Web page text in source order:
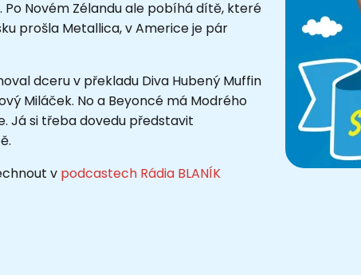
Po Novém Zélandu ale pobíhá dítě, které
prošla Metallica, v Americe je pár
dceru v překladu Diva Hubený Muffin
Miláček. No a Beyoncé má Modrého
Já si třeba dovedu představit
v podcastech Rádia BLANÍK